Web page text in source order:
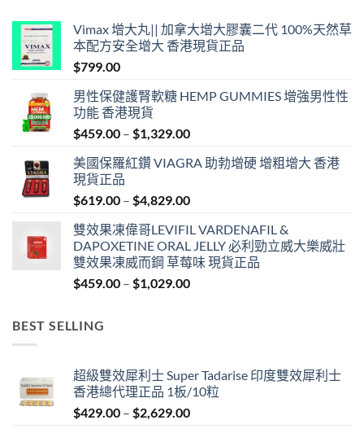
Vimax 增大丸|| 加拿大增大膠囊二代 100%天然草
本配方安全增大 香港現貨正品
$799.00
男性保健護腎軟糖 HEMP GUMMIES 增強男性性
功能 香港現貨
$459.00 – $1,329.00Price
$459.00
$1,329.00
美國保羅紅鑽 VIAGRA 助勃增硬 增粗增大 香港
現貨正品
$619.00 – $4,829.00Price
$619.00
through
$4,829.00
雙效果凍偉哥LEVIFIL VARDENAFIL &
DAPOXETINE ORAL JELLY 必利勁立威大樂威壯
雙效果凍威而鋼 草莓味 現貨正品
$459.00 – $1,029.00Price
BEST SELLING
超級雙效犀利士 Super Tadarise 印度雙效犀利士
香港總代理正品 1板/10粒
$429.00 – $2,629.00Price